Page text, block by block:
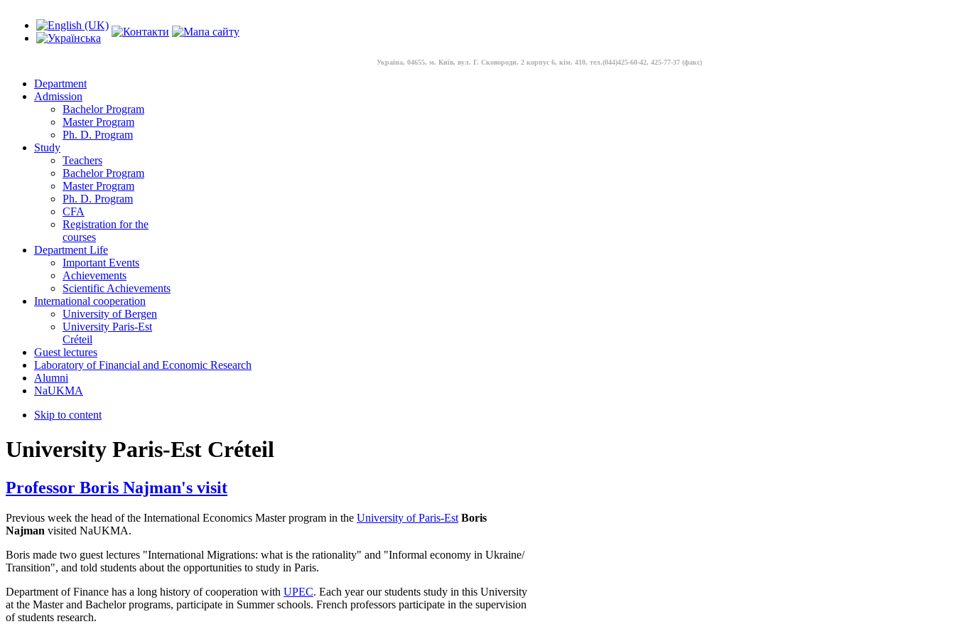
Україна, 04655, м. Київ, вул. Г. Сковороди, 2 корпус 6, кім. 410, тел.(044)425-60-42, 425-77-37 (факс)
Department
Admission
Bachelor Program
Master Program
Ph. D. Program
Study
Teachers
Bachelor Program
Master Program
Ph. D. Program
CFA
Registration for the
courses
Department Life
Important Events
Achievements
Scientific Achievements
International cooperation
University of Bergen
University Paris-Est
Créteil
Guest lectures
Laboratory of Financial and Economic Research
Alumni
NaUKMA
Skip to content
University Paris-Est Créteil
Professor Boris Najman's visit
Previous week the head of the International Economics Master program in the University of Paris-Est Boris
Najman visited NaUKMA.
Boris made two guest lectures "International Migrations: what is the rationality" and "Informal economy in Ukraine/
Transition", and told students about the opportunities to study in Paris.
Department of Finance has a long history of cooperation with UPEC. Each year our students study in this University
at the Master and Bachelor programs, participate in Summer schools. French professors participate in the supervision
of students research.